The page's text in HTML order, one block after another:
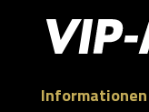
Informationen